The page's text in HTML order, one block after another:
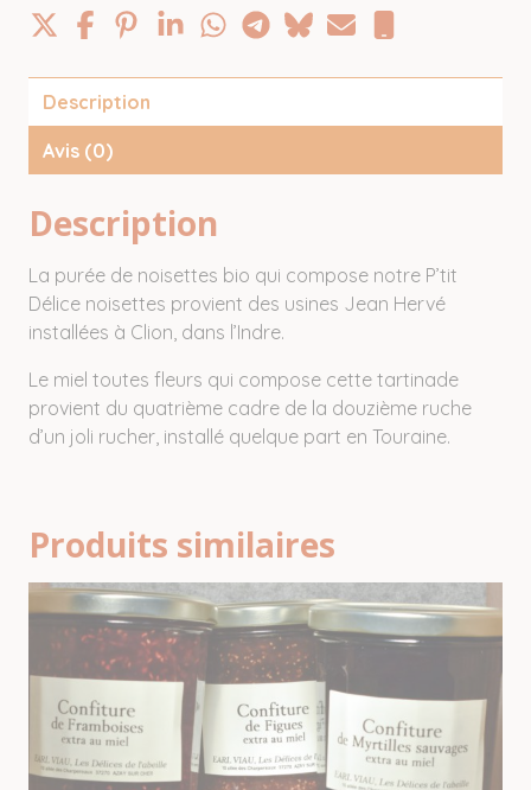
Description
Avis (0)
Description
La purée de noisettes bio qui compose notre P’tit
Délice noisettes provient des usines Jean Hervé
installées à Clion, dans l’Indre.
Le miel toutes fleurs qui compose cette tartinade
provient du quatrième cadre de la douzième ruche
d’un joli rucher, installé quelque part en Touraine.
Produits similaires
Ce
produit
plusieurs
variations.
Les
options